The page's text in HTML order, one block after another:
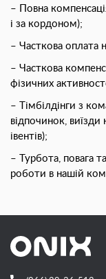
– Повна
і за кордоном);
– Часткова оплата
– Часткова
фізичних
– Тімбілдінги з
відпочинок, виїзди
івентів);
– Турбота, повага
роботи в нашій